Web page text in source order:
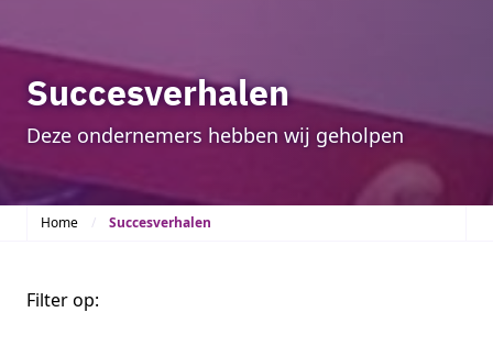
Succesverhalen
Deze ondernemers hebben wij geholpen
Home Succesverhalen
Filter op: